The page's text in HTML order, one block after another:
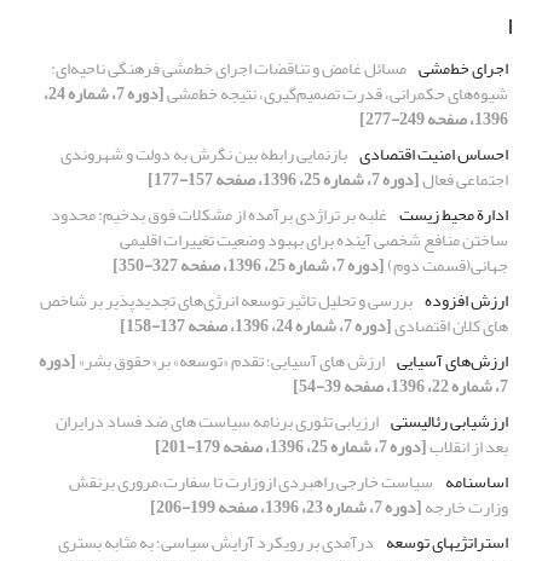
ا
اجرای خط‌مشی مسائل غامض و تناقضات اجرای خط‌مشی فرهنگی ناحیه‌ای:
شیوه‌های حکمرانی، قدرت تصمیم‌گیری، نتیجه خط‌مشی [دوره 7، شماره 24،
1396، صفحه 249-277]
احساس امنیت اقتصادی بازنمایی رابطه بین نگرش به دولت و شهروندی
اجتماعی فعال[دوره 7، شماره 25، 1396، صفحه 157-177]
ادارة محیط زیست غلبه بر تراژدی برآمده از مشکلات فوق بدخیم: محدود
ساختن منافع شخصی آینده برای بهبود وضعیت تغییرات اقلیمی
جهانی(قسمت دوم)[دوره 7، شماره 25، 1396، صفحه 327-350]
ارزش افزوده بررسی و تحلیل تاثیر توسعه انرژی‌های تجدیدپذیر بر شاخص
های کلان اقتصادی[دوره 7، شماره 24، 1396، صفحه 137-158]
ارزش‌های آسیایی ارزش های آسیایی؛ تقدم «توسعه» بر«حقوق بشر»[دوره
7، شماره 22، 1396، صفحه 39-54]
ارزشیابی رئالیستی ارزیابی تئوری برنامه سیاست های ضد فساد درایران
بعد از انقلاب[دوره 7، شماره 25، 1396، صفحه 179-201]
اساسنامه سیاست خارجی راهبردی ازوزارت تا سفارت،مروری برنقش
وزارت خارجه[دوره 7، شماره 23، 1396، صفحه 199-206]
استراتژیهای توسعه درآمدی بر رویکرد آرایش سیاسی؛ به مثابه بستری